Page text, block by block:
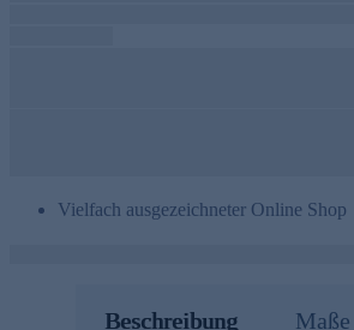
Vielfach ausgezeichneter Online Shop
Beschreibung